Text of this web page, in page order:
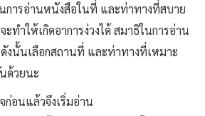
การอ่านหนังสือในที่ และท่าทางที่สบาย
ทำให้เกิดอาการง่วงได้ สมาธิในการอ่าน
นั้นเลือกสถานที่ และท่าทางที่เหมาะ
ด้วยนะ
ก่อนแล้วจึงเริ่มอ่าน